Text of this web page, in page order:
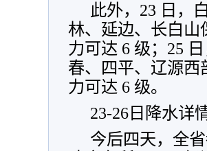
此外，23 日，
林、延边、长白山
力可达 6 级；25
春、四平、辽源西
力可达 6 级。
23-26日降水详
今后四天，全